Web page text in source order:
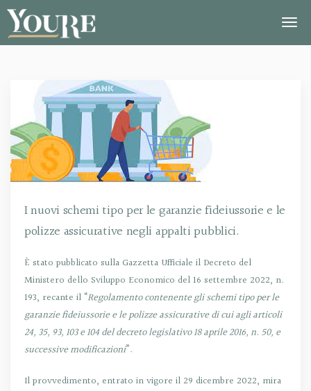
I nuovi schemi tipo per le garanzie fideiussorie e le
polizze assicurative negli appalti pubblici.
È stato pubblicato sulla Gazzetta Ufficiale il Decreto del
Ministero dello Sviluppo Economico del 16 settembre 2022, n.
193, recante il “Regolamento contenente gli schemi tipo per le
garanzie fideiussorie e le polizze assicurative di cui agli articoli
24, 35, 93, 103 e 104 del decreto legislativo 18 aprile 2016, n. 50, e
successive modificazioni”.
Il provvedimento, entrato in vigore il 29 dicembre 2022, mira